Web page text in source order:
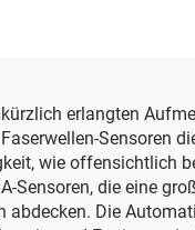
erlangten
Sensoren
wie offensichtlich
Sensoren, die eine
abdecken. Die